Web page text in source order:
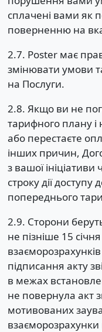
сплачені вами як
поверненню на
2.7. Poster має
змінювати умови
на Послуги.
2.8. Якщо ви не
тарифного плану і
або перестаєте
інших причин,
з вашої
строку дії
попереднього
2.9. Сторони
не пізніше 15
підписання акту
в межах
не повернула акт
мотивованих